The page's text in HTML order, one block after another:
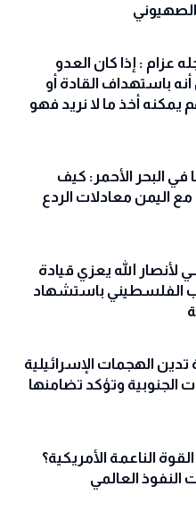
عزام : إذا كان العدو
باستهداف القادة أو
يمكنه أخذ ما لا نريد فهو
في البحر الأحمر: كيف
اليمن معادلات الردع
لأنصار الله يعزي قيادة
باستشهاد
تدين الهجمات الإسرائيلية
الجنوبية وتؤكد تضامنها
الناعمة الأمريكية؟
النفوذ العالمي